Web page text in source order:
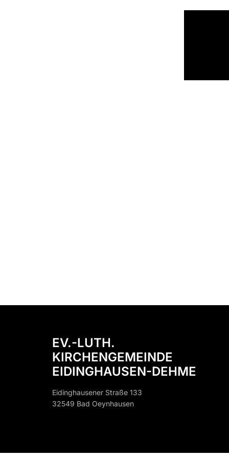
EV.-LUTH.
KIRCHENGEMEINDE
EIDINGHAUSEN-DEHME
Eidinghausener Straße 133
32549 Bad Oeynhausen